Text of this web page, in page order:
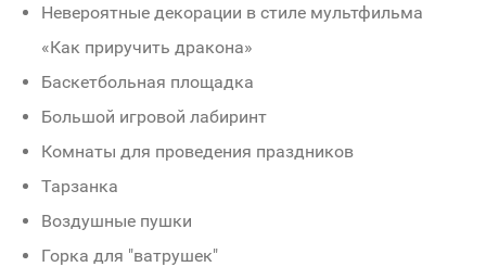
Невероятные декорации в стиле мультфильма
«Как приручить дракона»
Баскетбольная площадка
Большой игровой лабиринт
Комнаты для проведения праздников
Тарзанка
Воздушные пушки
Горка для "ватрушек"